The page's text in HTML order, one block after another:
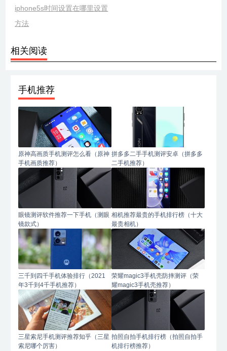
iphone5s时间设置在哪里设置
方法
相关阅读
手机推荐
原神高画质手机测评怎么看（原神
手机画质推荐）
拼多多二手手机测评安卓（拼多多
二手机推荐）
眼镜测评软件推荐一下手机（测眼
镜款式）
相机推荐最贵的手机排行榜（十大
最贵相机）
三千到四千手机体验排行（2021
年3千到4千手机推荐）
荣耀magic3手机壳防摔测评（荣
耀magic3手机壳推荐）
三星索尼手机测评推荐知乎（三星
索尼哪个厉害）
拍照自拍手机排行榜（拍照自拍手
机排行榜推荐）